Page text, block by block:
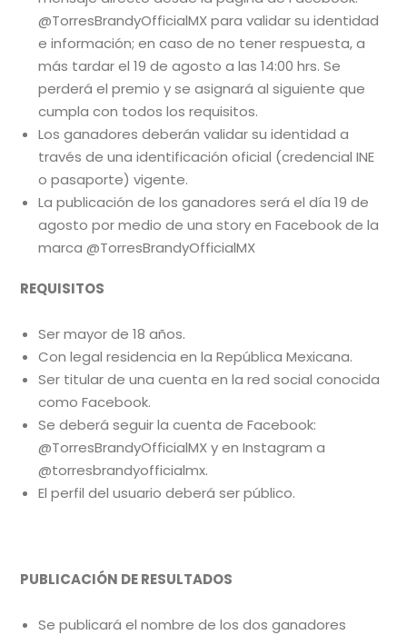
@TorresBrandyOfficialMX para validar su identidad
e información; en caso de no tener respuesta, a
más tardar el 19 de agosto a las 14:00 hrs. Se
perderá el premio y se asignará al siguiente que
cumpla con todos los requisitos.
Los ganadores deberán validar su identidad a
través de una identificación oficial (credencial INE
o pasaporte) vigente.
La publicación de los ganadores será el día 19 de
agosto por medio de una story en Facebook de la
marca @TorresBrandyOfficialMX
REQUISITOS
Ser mayor de 18 años.
Con legal residencia en la República Mexicana.
Ser titular de una cuenta en la red social conocida
como Facebook.
Se deberá seguir la cuenta de Facebook:
@TorresBrandyOfficialMX y en Instagram a
@torresbrandyofficialmx.
El perfil del usuario deberá ser público.
PUBLICACIÓN DE RESULTADOS
Se publicará el nombre de los dos ganadores